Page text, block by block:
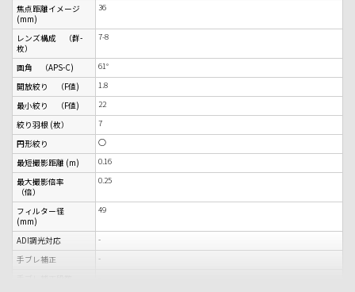
焦点距離イメージ
(mm)
36
レンズ構成 （群-
枚）
7-8
画角 （APS-C)
61°
開放絞り （F値)
1.8
最小絞り （F値)
22
絞り羽根 (枚）
7
円形絞り
○
最短撮影距離 (m)
0.16
最大撮影倍率
（倍）
0.25
フィルター径
(mm)
49
ADI調光対応
-
手ブレ補正
-